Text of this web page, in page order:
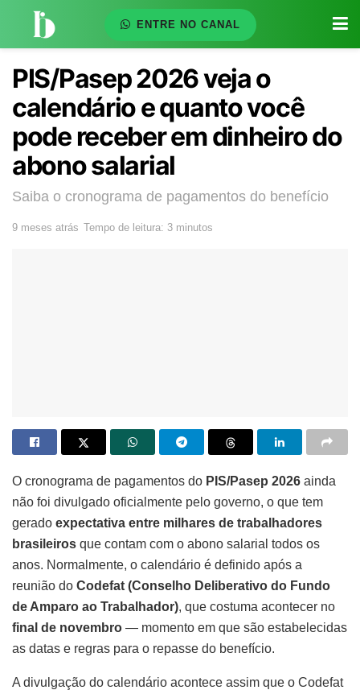
ENTRE NO CANAL
PIS/Pasep 2026 veja o
calendário e quanto você
pode receber em dinheiro do
abono salarial
Saiba o cronograma de pagamentos do benefício
9 meses atrás Tempo de leitura: 3 minutos
O cronograma de pagamentos do PIS/Pasep 2026 ainda
não foi divulgado oficialmente pelo governo, o que tem
gerado expectativa entre milhares de trabalhadores
brasileiros que contam com o abono salarial todos os
anos. Normalmente, o calendário é definido após a
reunião do Codefat (Conselho Deliberativo do Fundo
de Amparo ao Trabalhador), que costuma acontecer no
final de novembro — momento em que são estabelecidas
as datas e regras para o repasse do benefício.
A divulgação do calendário acontece assim que o Codefat